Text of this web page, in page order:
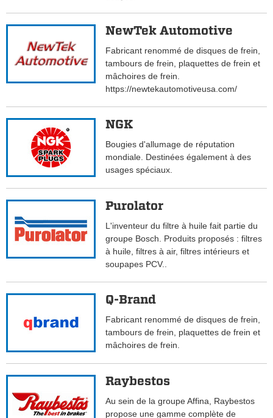
NewTek Automotive
Fabricant renommé de disques de frein,
tambours de frein, plaquettes de frein et
mâchoires de frein.
https://newtekautomotiveusa.com/
NGK
Bougies d'allumage de réputation
mondiale. Destinées également à des
usages spéciaux.
Purolator
L'inventeur du filtre à huile fait partie du
groupe Bosch. Produits proposés : filtres
à huile, filtres à air, filtres intérieurs et
soupapes PCV..
Q-Brand
Fabricant renommé de disques de frein,
tambours de frein, plaquettes de frein et
mâchoires de frein.
Raybestos
Au sein de la groupe Affina, Raybestos
propose une gamme complète de